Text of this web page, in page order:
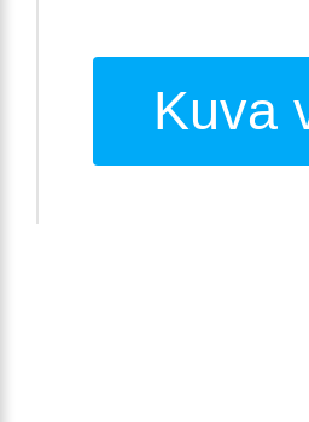
Kuva